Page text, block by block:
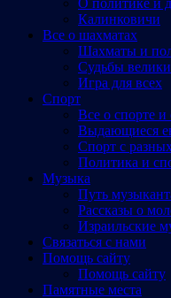
Калинковичи
Все о шахматах
Шахматы и
Судьбы
Игра для всех
Спорт
Все о спорте и
Выдающиеся
Спорт с
Политика и
Музыка
Путь
Рассказы о
Израильские
Cвязаться с нами
Помощь сайту
Помощь сайту
Памятные места